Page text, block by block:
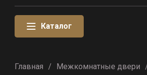
Каталог
Главная / Межкомнатные двери